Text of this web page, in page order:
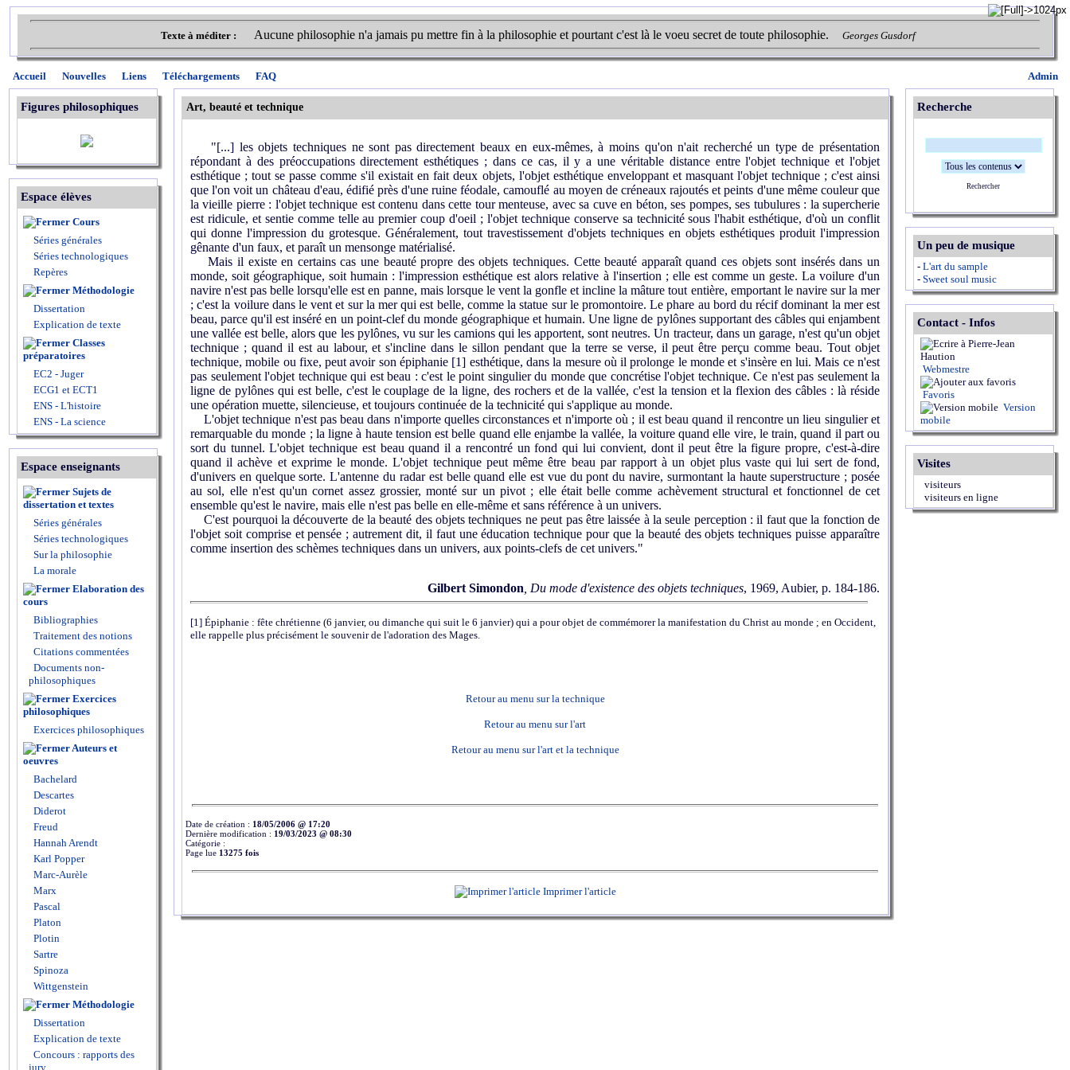
Texte à méditer : Aucune philosophie n'a jamais pu mettre fin à la philosophie et pourtant c'est là le voeu secret de toute philosophie. Georges Gusdorf
Admin
Accueil Nouvelles Liens Téléchargements FAQ
Figures philosophiques
Espace élèves
Cours
Séries générales
Séries technologiques
Repères
Méthodologie
Dissertation
Explication de texte
Classes
préparatoires
EC2 - Juger
ECG1 et ECT1
ENS - L'histoire
ENS - La science
Espace enseignants
Sujets de
dissertation et textes
Séries générales
Séries technologiques
Sur la philosophie
La morale
Elaboration des
cours
Bibliographies
Traitement des notions
Citations commentées
Documents non-
philosophiques
Exercices
philosophiques
Exercices philosophiques
Auteurs et
oeuvres
Bachelard
Descartes
Diderot
Freud
Hannah Arendt
Karl Popper
Marc-Aurèle
Marx
Pascal
Platon
Plotin
Sartre
Spinoza
Wittgenstein
Méthodologie
Dissertation
Explication de texte
Concours : rapports des
jury
Art, beauté et technique
"[...] les objets techniques ne sont pas directement beaux en eux-mêmes, à moins qu'on n'ait recherché un type de présentation
répondant à des préoccupations directement esthétiques ; dans ce cas, il y a une véritable distance entre l'objet technique et l'objet
esthétique ; tout se passe comme s'il existait en fait deux objets, l'objet esthétique enveloppant et masquant l'objet technique ; c'est ainsi
que l'on voit un château d'eau, édifié près d'une ruine féodale, camouflé au moyen de créneaux rajoutés et peints d'une même couleur que
la vieille pierre : l'objet technique est contenu dans cette tour menteuse, avec sa cuve en béton, ses pompes, ses tubulures : la supercherie
est ridicule, et sentie comme telle au premier coup d'oeil ; l'objet technique conserve sa technicité sous l'habit esthétique, d'où un conflit
qui donne l'impression du grotesque. Généralement, tout travestissement d'objets techniques en objets esthétiques produit l'impression
gênante d'un faux, et paraît un mensonge matérialisé.
Mais il existe en certains cas une beauté propre des objets techniques. Cette beauté apparaît quand ces objets sont insérés dans un
monde, soit géographique, soit humain : l'impression esthétique est alors relative à l'insertion ; elle est comme un geste. La voilure d'un
navire n'est pas belle lorsqu'elle est en panne, mais lorsque le vent la gonfle et incline la mâture tout entière, emportant le navire sur la mer
; c'est la voilure dans le vent et sur la mer qui est belle, comme la statue sur le promontoire. Le phare au bord du récif dominant la mer est
beau, parce qu'il est inséré en un point-clef du monde géographique et humain. Une ligne de pylônes supportant des câbles qui enjambent
une vallée est belle, alors que les pylônes, vu sur les camions qui les apportent, sont neutres. Un tracteur, dans un garage, n'est qu'un objet
technique ; quand il est au labour, et s'incline dans le sillon pendant que la terre se verse, il peut être perçu comme beau. Tout objet
technique, mobile ou fixe, peut avoir son épiphanie [1] esthétique, dans la mesure où il prolonge le monde et s'insère en lui. Mais ce n'est
pas seulement l'objet technique qui est beau : c'est le point singulier du monde que concrétise l'objet technique. Ce n'est pas seulement la
ligne de pylônes qui est belle, c'est le couplage de la ligne, des rochers et de la vallée, c'est la tension et la flexion des câbles : là réside
une opération muette, silencieuse, et toujours continuée de la technicité qui s'applique au monde.
L'objet technique n'est pas beau dans n'importe quelles circonstances et n'importe où ; il est beau quand il rencontre un lieu singulier et
remarquable du monde ; la ligne à haute tension est belle quand elle enjambe la vallée, la voiture quand elle vire, le train, quand il part ou
sort du tunnel. L'objet technique est beau quand il a rencontré un fond qui lui convient, dont il peut être la figure propre, c'est-à-dire
quand il achève et exprime le monde. L'objet technique peut même être beau par rapport à un objet plus vaste qui lui sert de fond,
d'univers en quelque sorte. L'antenne du radar est belle quand elle est vue du pont du navire, surmontant la haute superstructure ; posée
au sol, elle n'est qu'un cornet assez grossier, monté sur un pivot ; elle était belle comme achèvement structural et fonctionnel de cet
ensemble qu'est le navire, mais elle n'est pas belle en elle-même et sans référence à un univers.
C'est pourquoi la découverte de la beauté des objets techniques ne peut pas être laissée à la seule perception : il faut que la fonction de
l'objet soit comprise et pensée ; autrement dit, il faut une éducation technique pour que la beauté des objets techniques puisse apparaître
comme insertion des schèmes techniques dans un univers, aux points-clefs de cet univers."
Gilbert Simondon , Du mode d'existence des objets techniques, 1969, Aubier, p. 184-186.
[1] Épiphanie : fête chrétienne (6 janvier, ou dimanche qui suit le 6 janvier) qui a pour objet de commémorer la manifestation du Christ au monde ; en Occident,
elle rappelle plus précisément le souvenir de l'adoration des Mages.
Retour au menu sur la technique
Retour au menu sur l'art
Retour au menu sur l'art et la technique
Date de création : 18/05/2006 @ 17:20
Dernière modification : 19/03/2023 @ 08:30
Catégorie :
Page lue 13275 fois
Imprimer l'article
Recherche
Rechercher
Un peu de musique
- L'art du sample
- Sweet soul music
Contact - Infos
Webmestre
Favoris
Version
mobile
Visites
visiteurs
visiteurs en ligne